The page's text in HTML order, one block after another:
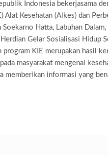
Indonesia bekerjasama
Kesehatan (Alkes) dan
Hatta, Labuhan
Gelar Sosialisasi Hidup
KIE merupakan hasil
masyarakat mengenai
memberikan informasi yang